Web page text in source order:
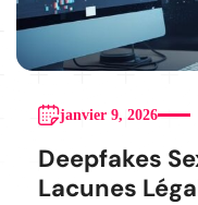
janvier 9, 2026
Deepfakes
Lacunes